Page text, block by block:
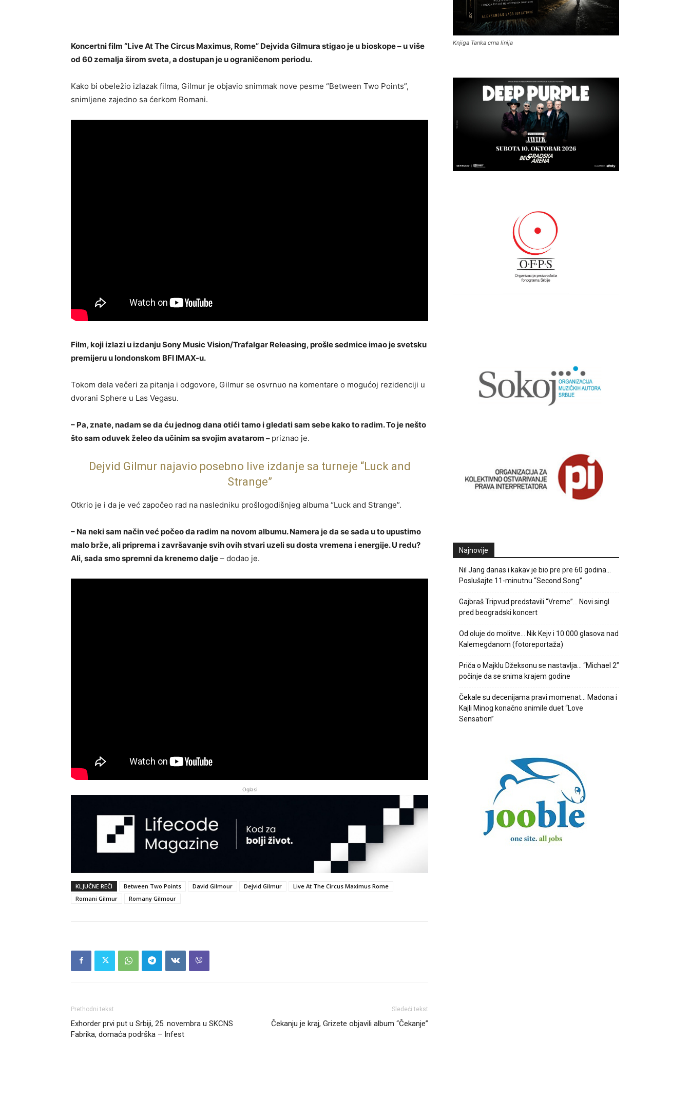
Koncertni film “Live At The Circus Maximus, Rome” Dejvida Gilmura stigao je u bioskope – u više
od 60 zemalja širom sveta, a dostupan je u ograničenom periodu.
Kako bi obeležio izlazak filma, Gilmur je objavio snimmak nove pesme “Between Two Points”,
snimljene zajedno sa ćerkom Romani.
Film, koji izlazi u izdanju Sony Music Vision/Trafalgar Releasing, prošle sedmice imao je svetsku
premijeru u londonskom BFI IMAX-u.
Tokom dela večeri za pitanja i odgovore, Gilmur se osvrnuo na komentare o mogućoj rezidenciji u
dvorani Sphere u Las Vegasu.
– Pa, znate, nadam se da ću jednog dana otići tamo i gledati sam sebe kako to radim. To je nešto
što sam oduvek želeo da učinim sa svojim avatarom – priznao je.
Dejvid Gilmur najavio posebno live izdanje sa turneje “Luck and
Strange”
Otkrio je i da je već započeo rad na nasledniku prošlogodišnjeg albuma “Luck and Strange”.
– Na neki sam način već počeo da radim na novom albumu. Namera je da se sada u to upustimo
malo brže, ali priprema i završavanje svih ovih stvari uzeli su dosta vremena i energije. U redu?
Ali, sada smo spremni da krenemo dalje – dodao je.
Oglasi
KLJUČNE REČI Between Two Points David Gilmour Dejvid Gilmur
Live At The Circus Maximus Rome
Romani Gilmur
Romany Gilmour
Prethodni tekst
Exhorder prvi put u Srbiji, 25. novembra u SKCNS
Fabrika, domaća podrška – Infest
Sledeći tekst
Čekanju je kraj, Grizete objavili album “Čekanje”
Knjiga Tanka crna linija
Najnovije
Nil Jang danas i kakav je bio pre pre 60 godina…
Poslušajte 11-minutnu “Second Song”
Gajbraš Tripvud predstavili “Vreme”… Novi singl
pred beogradski koncert
Od oluje do molitve… Nik Kejv i 10.000 glasova nad
Kalemegdanom (fotoreportaža)
Priča o Majklu Džeksonu se nastavlja… “Michael 2”
počinje da se snima krajem godine
Čekale su decenijama pravi momenat… Madona i
Kajli Minog konačno snimile duet “Love
Sensation”